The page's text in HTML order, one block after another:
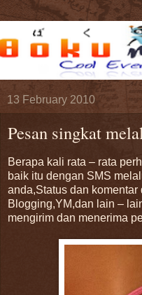
13 February 2010
Pesan singkat
Berapa kali rata – rata
baik itu dengan SMS
anda,Status dan
Blogging,YM,dan lain –
mengirim dan menerima